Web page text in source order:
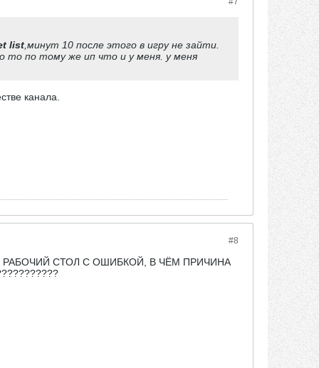
list ,минут 10 после этого в игру не зайти.
то по тому же ип что и у меня. у меня
канала.
#8
РАБОЧИЙ СТОЛ С ОШИБКОЙ, В ЧЁМ ПРИЧИНА